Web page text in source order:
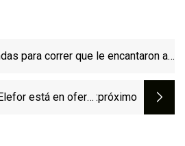
para correr que le encantaron a
está en oferta :próximo